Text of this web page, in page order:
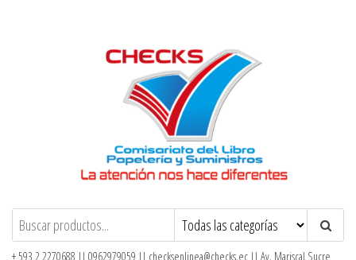
Checks – Tienda en Línea
+ 593 2 2270688 || 0962979059 || checksenlinea@checks.ec || Av. Mariscal Sucre